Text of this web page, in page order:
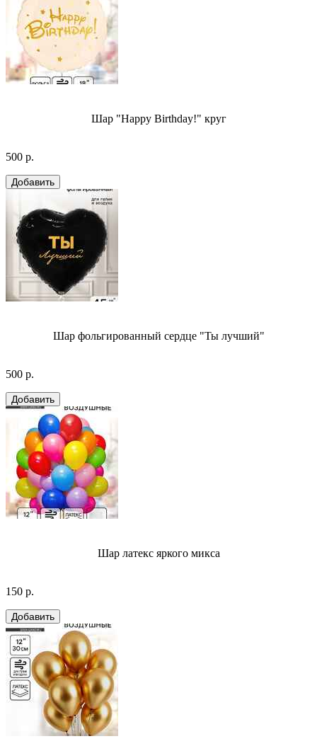
Шар "Happy Birthday!" круг
500 р.
Шар фольгированный сердце "Ты лучший"
500 р.
Шар латекс яркого микса
150 р.